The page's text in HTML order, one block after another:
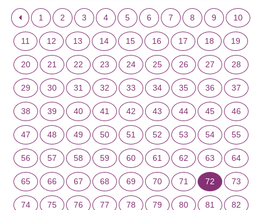
1 2 3 4 5 6 7 8 9 10
11 12 13 14 15 16 17 18 19
20 21 22 23 24 25 26 27 28
29 30 31 32 33 34 35 36 37
38 39 40 41 42 43 44 45 46
47 48 49 50 51 52 53 54 55
56 57 58 59 60 61 62 63 64
65 66 67 68 69 70 71 72 73
74 75 76 77 78 79 80 81 82